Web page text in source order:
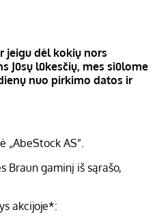
jeigu dėl kokių nors
Jūsų lūkesčių, mes siūlome
nuo pirkimo datos ir
„AbeStock AS”.
Braun gaminį iš sąrašo,
akcijoje*: